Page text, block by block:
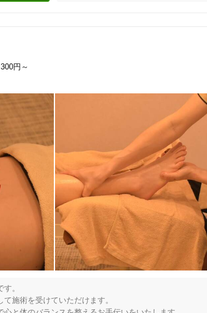
円～
。
施術を受けていただけます。